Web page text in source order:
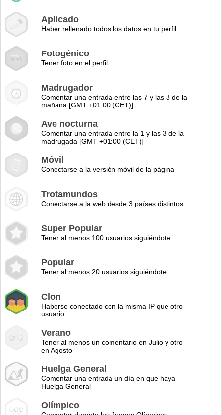
Aplicado
Haber rellenado todos los datos en tu perfil
Fotogénico
Tener foto en el perfil
Madrugador
Comentar una entrada entre las 7 y las 8 de la
mañana [GMT +01:00 (CET)]
Ave nocturna
Comentar una entrada entre la 1 y las 3 de la
madrugada [GMT +01:00 (CET)]
Móvil
Conectarse a la versión móvil de la página
Trotamundos
Conectarse a la web desde 3 países distintos
Super Popular
Tener al menos 100 usuarios siguiéndote
Popular
Tener al menos 20 usuarios siguiéndote
Clon
Haberse conectado con la misma IP que otro
usuario
Verano
Tener al menos un comentario en Julio y otro
en Agosto
Huelga General
Comentar una entrada un día en que haya
Huelga General
Olímpico